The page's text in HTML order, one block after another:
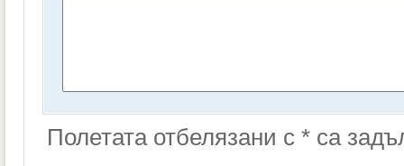
Полетата отбелязани с * са